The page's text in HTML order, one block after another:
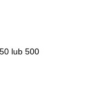
lub 500